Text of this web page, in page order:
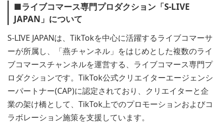
■ライブコマース専門プロダクション「S-LIVE
JAPAN」について
S-LIVE JAPANは、TikTokを中心に活躍するライブコマーサ
ーが所属し、「燕チャンネル」をはじめとした複数のライ
ブコマースチャンネルを運営する、ライブコマース専門プ
ロダクションです。TikTok公式クリエイターエージェンシ
ーパートナー(CAP)に認定されており、クリエイターと企
業の架け橋として、TikTok上でのプロモーションおよびコ
ラボレーション施策を支援しています。